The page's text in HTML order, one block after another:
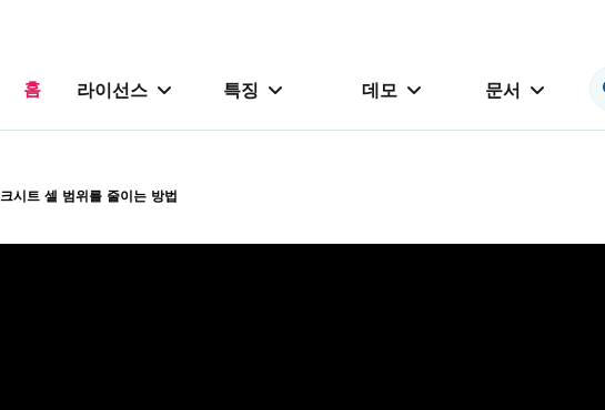
홈 라이선스 특징 데모 문서
시트 셀 범위를 줄이는 방법